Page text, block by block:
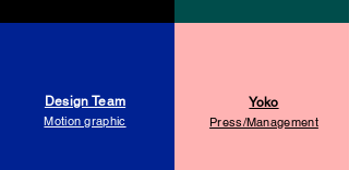
Design Team
Motion graphic
Yoko
Press/Management